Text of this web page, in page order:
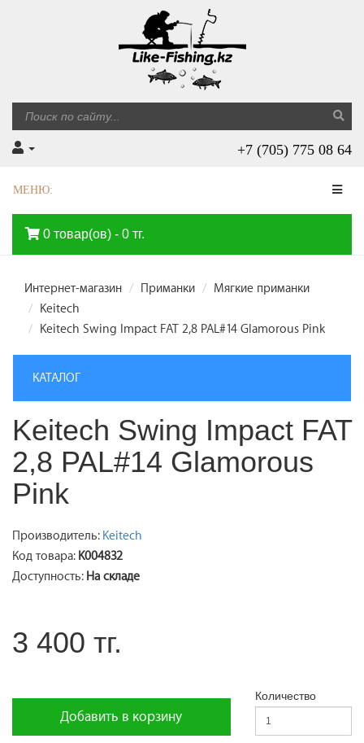
+7 (705) 775 08 64
МЕНЮ:
0 товар(ов) - 0 тг.
Интернет-магазин Приманки
Мягкие приманки
Keitech
Keitech Swing Impact FAT 2,8 PAL#14 Glamorous Pink
КАТАЛОГ
Keitech Swing Impact FAT
2,8 PAL#14 Glamorous
Pink
Производитель: Keitech
Код товара: K004832
Доступность: На складе
3 400 тг.
Добавить в корзину
Количество